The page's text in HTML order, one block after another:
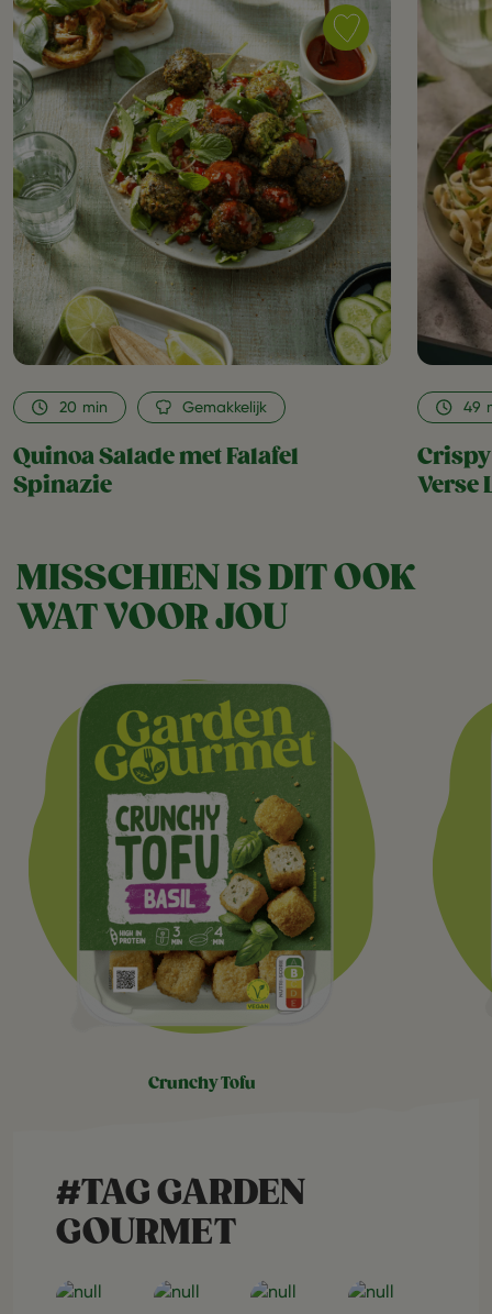
Save
recipe
Quinoa
Salade
met
Falafel
Spinazie
as
favorite
Quinoa Salade met Falafel
Spinazie
20 min Gemakkelijk
Verse
49
MISSCHIEN IS DIT OOK
WAT VOOR JOU
crunchy tofu
#TAG GARDEN
GOURMET
Open post Open post Open post Open post